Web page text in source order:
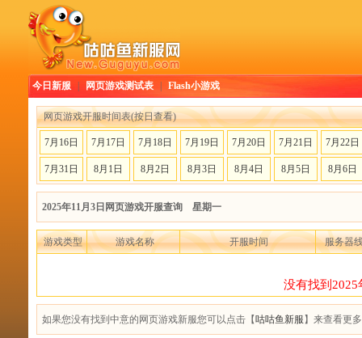
今日新服 网页游戏测试表 Flash小游戏
网页游戏开服时间表(按日查看)
7月16日 7月17日 7月18日 7月19日 7月20日 7月21日 7月22日
7月31日 8月1日 8月2日 8月3日 8月4日 8月5日 8月6日
2025年11月3日网页游戏开服查询 星期一
游戏类型 游戏名称 开服时间 服务器
没有找到
如果您没有找到中意的网页游戏新服您可以点击【咕咕鱼新服 】来查看更